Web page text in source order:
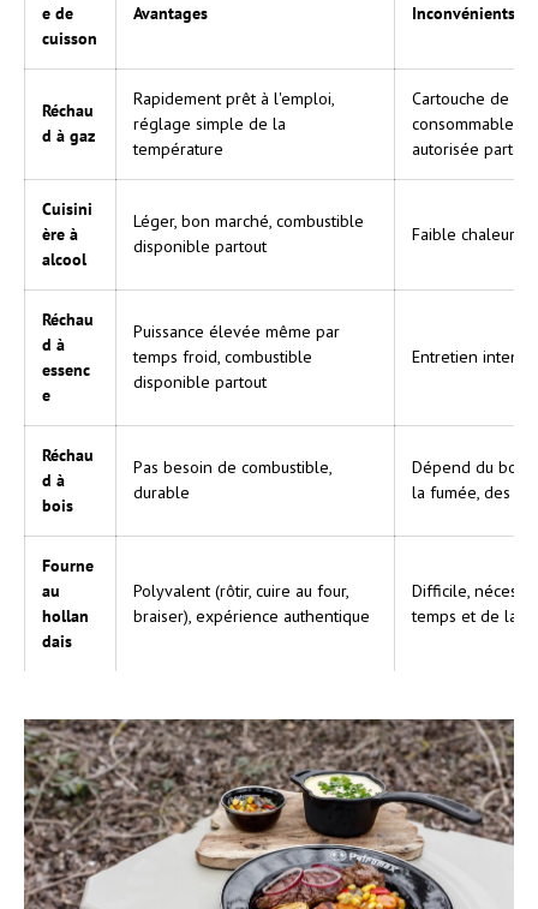
e de
cuisson
Avantages Inconvénients
Réchau
d à gaz
Rapidement prêt à l'emploi,
réglage simple de la
température
Cartouche de
consommable,
autorisée partout
Cuisini
ère à
alcool
Léger, bon marché, combustible
disponible partout
Faible chaleur,
Réchau
d à
essenc
e
Puissance élevée même par
temps froid, combustible
disponible partout
Entretien
Réchau
d à
bois
Pas besoin de combustible,
durable
Dépend du bois
la fumée, des
Fourne
au
hollan
dais
Polyvalent (rôtir, cuire au four,
braiser), expérience authentique
Difficile,
temps et de la